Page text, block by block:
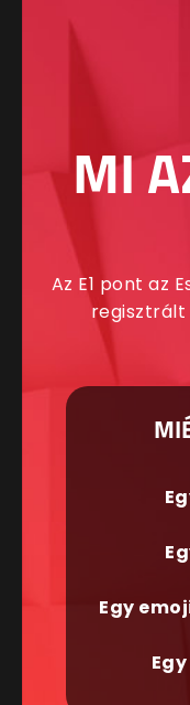
MI
Az E1 pont az
regisztrált
Egy